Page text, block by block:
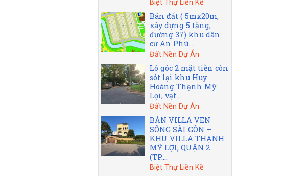
Biệt Thự Liền Kề
Bán đất ( 5mx20m,
xây dựng 5 tầng,
đường 37) khu dân
cư An Phú...
Đất Nền Dự Án
Lô góc 2 mặt tiền còn
sót lại khu Huy
Hoàng Thạnh Mỹ
Lợi, vạt...
Đất Nền Dự Án
BÁN VILLA VEN
SÔNG SÀI GÒN –
KHU VILLA THẠNH
MỸ LỢI, QUẬN 2
(TP....
Biệt Thự Liền Kề